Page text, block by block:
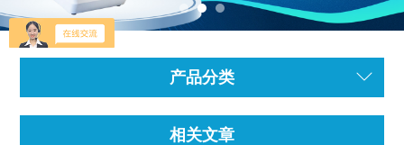
产品分类
相关文章